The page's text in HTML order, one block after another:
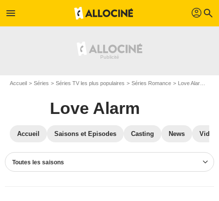
menu profil search
Accueil Séries Séries TV les plus populaires Séries Romance Love Alarm
Love Alarm
Accueil Saisons et Episodes Casting News
Toutes les saisons